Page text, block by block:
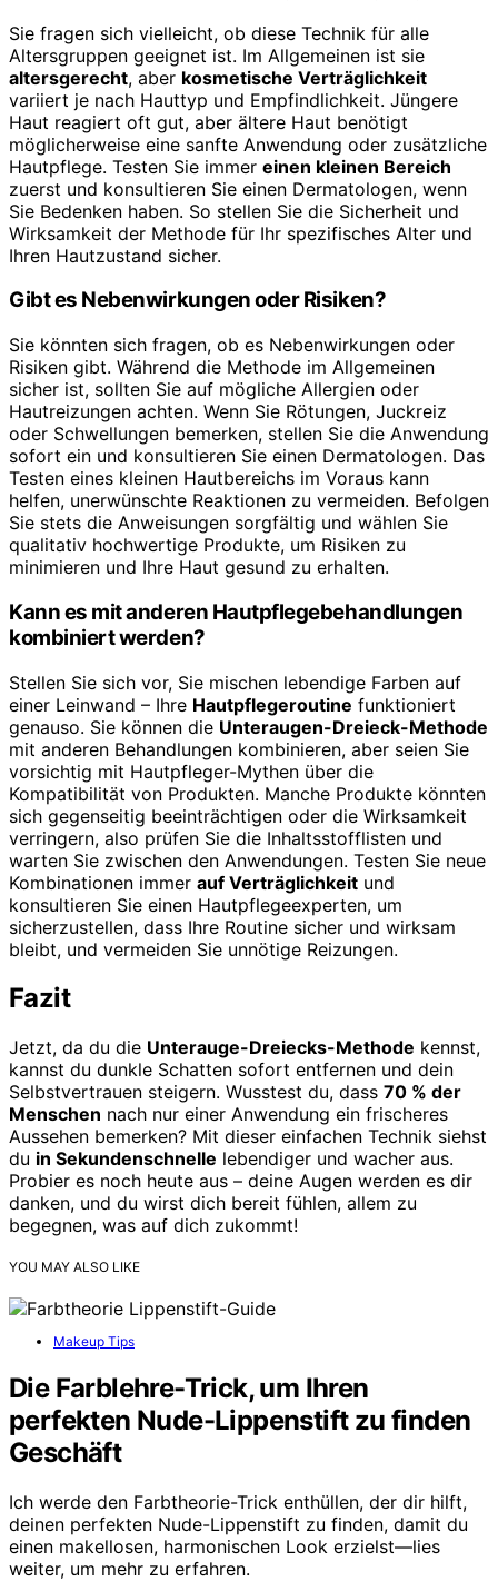
Sie fragen sich vielleicht, ob diese Technik für alle
Altersgruppen geeignet ist. Im Allgemeinen ist sie
altersgerecht, aber kosmetische Verträglichkeit
variiert je nach Hauttyp und Empfindlichkeit. Jüngere
Haut reagiert oft gut, aber ältere Haut benötigt
möglicherweise eine sanfte Anwendung oder zusätzliche
Hautpflege. Testen Sie immer einen kleinen Bereich
zuerst und konsultieren Sie einen Dermatologen, wenn
Sie Bedenken haben. So stellen Sie die Sicherheit und
Wirksamkeit der Methode für Ihr spezifisches Alter und
Ihren Hautzustand sicher.
Gibt es Nebenwirkungen oder Risiken?
Sie könnten sich fragen, ob es Nebenwirkungen oder
Risiken gibt. Während die Methode im Allgemeinen
sicher ist, sollten Sie auf mögliche Allergien oder
Hautreizungen achten. Wenn Sie Rötungen, Juckreiz
oder Schwellungen bemerken, stellen Sie die Anwendung
sofort ein und konsultieren Sie einen Dermatologen. Das
Testen eines kleinen Hautbereichs im Voraus kann
helfen, unerwünschte Reaktionen zu vermeiden. Befolgen
Sie stets die Anweisungen sorgfältig und wählen Sie
qualitativ hochwertige Produkte, um Risiken zu
minimieren und Ihre Haut gesund zu erhalten.
Kann es mit anderen Hautpflegebehandlungen
kombiniert werden?
Stellen Sie sich vor, Sie mischen lebendige Farben auf
einer Leinwand – Ihre Hautpflegeroutine funktioniert
genauso. Sie können die Unteraugen-Dreieck-Methode
mit anderen Behandlungen kombinieren, aber seien Sie
vorsichtig mit Hautpfleger-Mythen über die
Kompatibilität von Produkten. Manche Produkte könnten
sich gegenseitig beeinträchtigen oder die Wirksamkeit
verringern, also prüfen Sie die Inhaltsstofflisten und
warten Sie zwischen den Anwendungen. Testen Sie neue
Kombinationen immer auf Verträglichkeit und
konsultieren Sie einen Hautpflegeexperten, um
sicherzustellen, dass Ihre Routine sicher und wirksam
bleibt, und vermeiden Sie unnötige Reizungen.
Fazit
Jetzt, da du die Unterauge-Dreiecks-Methode kennst,
kannst du dunkle Schatten sofort entfernen und dein
Selbstvertrauen steigern. Wusstest du, dass 70 % der
Menschen nach nur einer Anwendung ein frischeres
Aussehen bemerken? Mit dieser einfachen Technik siehst
du in Sekundenschnelle lebendiger und wacher aus.
Probier es noch heute aus – deine Augen werden es dir
danken, und du wirst dich bereit fühlen, allem zu
begegnen, was auf dich zukommt!
YOU MAY ALSO LIKE
Makeup Tips
Die Farblehre-Trick, um Ihren
perfekten Nude-Lippenstift zu finden
Geschäft
Ich werde den Farbtheorie-Trick enthüllen, der dir hilft,
deinen perfekten Nude-Lippenstift zu finden, damit du
einen makellosen, harmonischen Look erzielst—lies
weiter, um mehr zu erfahren.